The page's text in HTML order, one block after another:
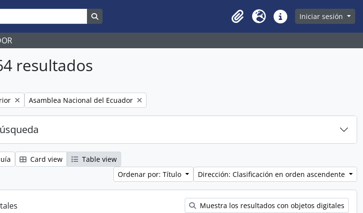
Clipboard
Idioma Enlaces rápidos
Iniciar sesión
resultados
Remove filter:
Asamblea Nacional del Ecuador
Card view
Table view
Ordenar por: Título
Dirección: Clasificación en orden ascendente
Muestra los resultados con objetos digitales